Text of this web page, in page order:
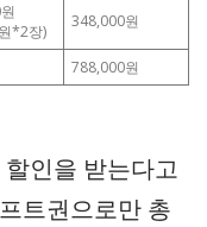
*2장)
348,000원
788,000원
인을 받는다고
트권으로만 총